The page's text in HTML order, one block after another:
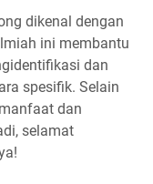
dikenal dengan
ini membantu
dan
spesifik. Selain
dan
selamat